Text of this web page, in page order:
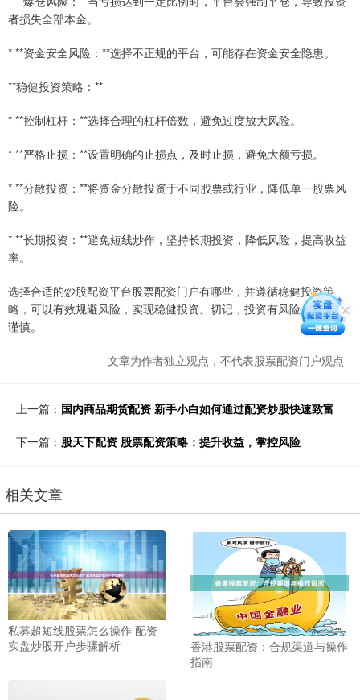
者损失全部本金。
* **资金安全风险：**选择不正规的平台，可能存在资金安全隐患。
**稳健投资策略：**
* **控制杠杆：**选择合理的杠杆倍数，避免过度放大风险。
* **严格止损：**设置明确的止损点，及时止损，避免大额亏损。
* **分散投资：**将资金分散投资于不同股票或行业，降低单一股票风
险。
* **长期投资：**避免短线炒作，坚持长期投资，降低风险，提高收益
率。
选择合适的炒股配资平台股票配资门户有哪些，并遵循稳健投资策
略，可以有效规避风险，实现稳健投资。切记，投资有风险，入市需
谨慎。
文章为作者独立观点，不代表股票配资门户观点
上一篇： 国内商品期货配资 新手小白如何通过配资炒股快速致富
下一篇： 股天下配资 股票配资策略：提升收益，掌控风险
相关文章
私募超短线股票怎么操作 配资
实盘炒股开户步骤解析
香港股票配资：合规渠道与操作
指南